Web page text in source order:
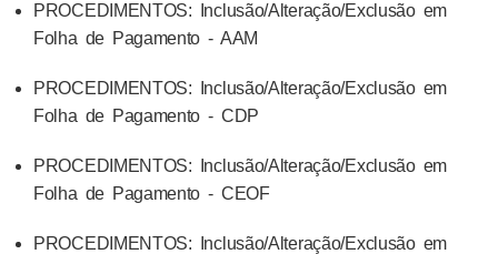
PROCEDIMENTOS: Inclusão/Alteração/Exclusão em
Folha de Pagamento - AAM
PROCEDIMENTOS: Inclusão/Alteração/Exclusão em
Folha de Pagamento - CDP
PROCEDIMENTOS: Inclusão/Alteração/Exclusão em
Folha de Pagamento - CEOF
PROCEDIMENTOS: Inclusão/Alteração/Exclusão em